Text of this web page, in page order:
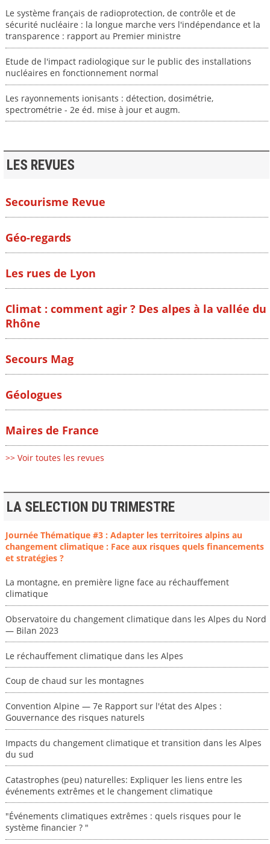
Le système français de radioprotection, de contrôle et de
sécurité nucléaire : la longue marche vers l'indépendance et la
transparence : rapport au Premier ministre
Etude de l'impact radiologique sur le public des installations
nucléaires en fonctionnement normal
Les rayonnements ionisants : détection, dosimétrie,
spectrométrie - 2e éd. mise à jour et augm.
LES REVUES
Secourisme Revue
Géo-regards
Les rues de Lyon
Climat : comment agir ? Des alpes à la vallée du
Rhône
Secours Mag
Géologues
Maires de France
>> Voir toutes les revues
LA SELECTION DU TRIMESTRE
Journée Thématique #3 : Adapter les territoires alpins au
changement climatique : Face aux risques quels financements
et stratégies ?
La montagne, en première ligne face au réchauffement
climatique
Observatoire du changement climatique dans les Alpes du Nord
— Bilan 2023
Le réchauffement climatique dans les Alpes
Coup de chaud sur les montagnes
Convention Alpine — 7e Rapport sur l'état des Alpes :
Gouvernance des risques naturels
Impacts du changement climatique et transition dans les Alpes
du sud
Catastrophes (peu) naturelles: Expliquer les liens entre les
événements extrêmes et le changement climatique
"Événements climatiques extrêmes : quels risques pour le
système financier ? "